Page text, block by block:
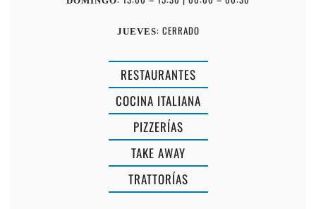
JUEVES: CERRADO
RESTAURANTES
COCINA ITALIANA
PIZZERÍAS
TAKE AWAY
TRATTORÍAS
MARGARITA
COFFE